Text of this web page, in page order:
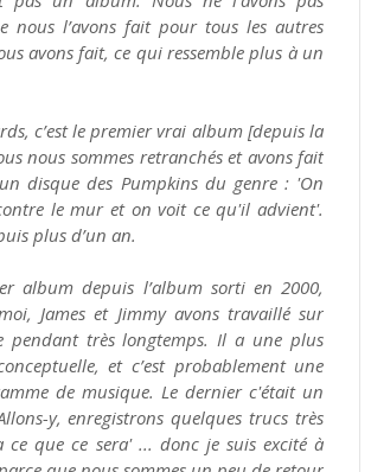
nous l’avons fait pour tous les autres
avons fait, ce qui ressemble plus à un
c’est le premier vrai album [depuis la
nous sommes retranchés et avons fait
disque des Pumpkins du genre : 'On
le mur et on voit ce qu'il advient'.
plus d’un an.
album depuis l’album sorti en 2000,
James et Jimmy avons travaillé sur
pendant très longtemps. Il a une plus
et c’est probablement une
de musique. Le dernier c'était un
y, enregistrons quelques trucs très
ce que ce sera' ... donc je suis excité à